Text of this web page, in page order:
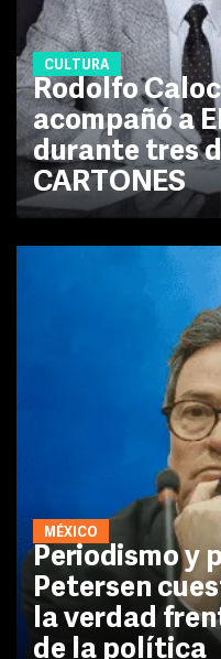
CULTURA
Rodolfo
acompañó a
durante tres
CARTONES
MÉXICO
Periodismo y
Petersen
la verdad
de la política